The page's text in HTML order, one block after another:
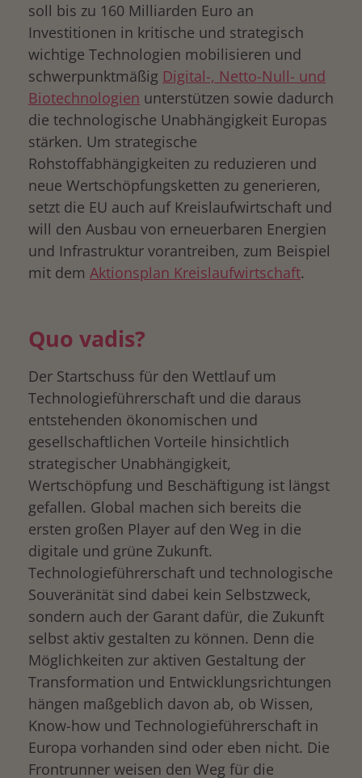
soll bis zu 160 Milliarden Euro an
Investitionen in kritische und strategisch
wichtige Technologien mobilisieren und
schwerpunktmäßig Digital-, Netto-Null- und
Biotechnologien unterstützen sowie dadurch
die technologische Unabhängigkeit Europas
stärken. Um strategische
Rohstoffabhängigkeiten zu reduzieren und
neue Wertschöpfungsketten zu generieren,
setzt die EU auch auf Kreislaufwirtschaft und
will den Ausbau von erneuerbaren Energien
und Infrastruktur vorantreiben, zum Beispiel
mit dem Aktionsplan Kreislaufwirtschaft.
Quo vadis?
Der Startschuss für den Wettlauf um
Technologieführerschaft und die daraus
entstehenden ökonomischen und
gesellschaftlichen Vorteile hinsichtlich
strategischer Unabhängigkeit,
Wertschöpfung und Beschäftigung ist längst
gefallen. Global machen sich bereits die
ersten großen Player auf den Weg in die
digitale und grüne Zukunft.
Technologieführerschaft und technologische
Souveränität sind dabei kein Selbstzweck,
sondern auch der Garant dafür, die Zukunft
selbst aktiv gestalten zu können. Denn die
Möglichkeiten zur aktiven Gestaltung der
Transformation und Entwicklungsrichtungen
hängen maßgeblich davon ab, ob Wissen,
Know-how und Technologieführerschaft in
Europa vorhanden sind oder eben nicht. Die
Frontrunner weisen den Weg für die